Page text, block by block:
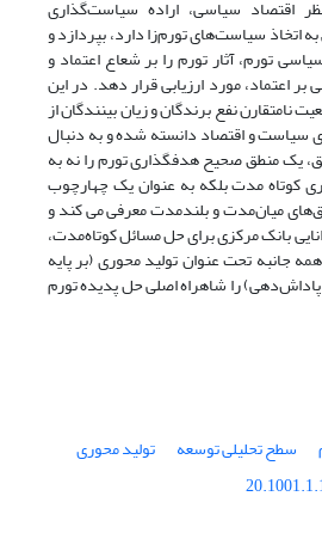
اقتصاد سیاسی، اراده سیاست‌گذاری
اتخاذ سیاست‌های تورم‌زا دارد، بپردازد و
تورم، آثار تورم ‌را بر شعاع اعتماد و
اعتماد، مورد ارزیابی قرار دهد. در این
نامتقارن نفع برندگان و زیان بینندگان از
سیاست و اقتصاد دانسته شده و به دنبال
یک منطق صحیح هدفگذاری تورم را نه به
کوتاه مدت بلکه به عنوان یک چهارچوب
میان‌مدت و بلندمدت معرفی می کند و
بانک مرکزی برای حل مسائل کوتاه‌مدت،
همه جانبه تحت عنوان تولید محوری (بر پایه
را شاهراه اصلی حل پدیده تورم
سطح تحلیلی توسعه
تولید محوری